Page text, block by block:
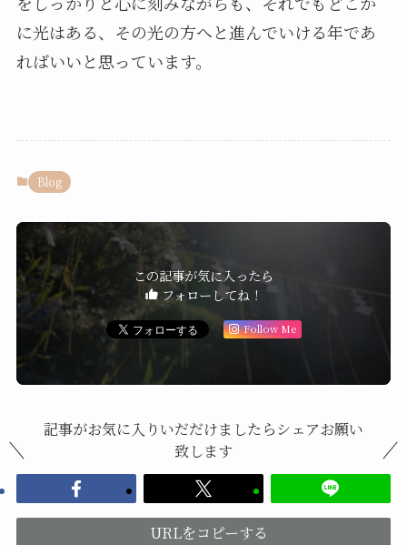
に光はある、その光の方へと進んでいける年であ
ればいいと思っています。
Blog
この記事が気に入ったら
フォローしてね！
Follow Me
記事がお気に入りいだだけましたらシェアお願い
致します
URLをコピーする